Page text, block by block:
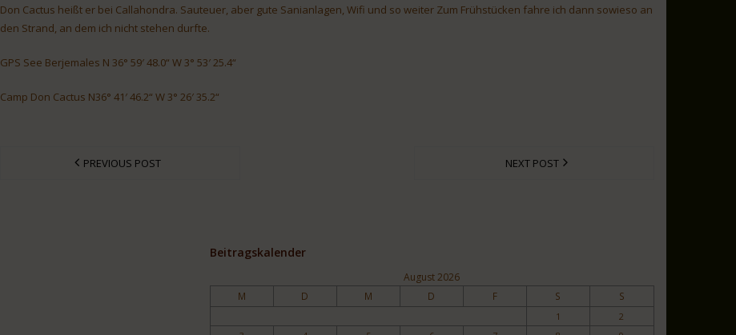
Don Cactus heißt er bei Callahondra. Sauteuer, aber gute Sanianlagen, Wifi und so weiter Zum Frühstücken fahre ich dann sowieso an
den Strand, an dem ich nicht stehen durfte.
GPS See Berjemales N 36° 59′ 48.0“ W 3° 53′ 25.4“
Camp Don Cactus N36° 41′ 46.2“ W 3° 26′ 35.2“
PREVIOUS POST NEXT POST
Beitragskalender
August 2026
M D M D F S S
1
2